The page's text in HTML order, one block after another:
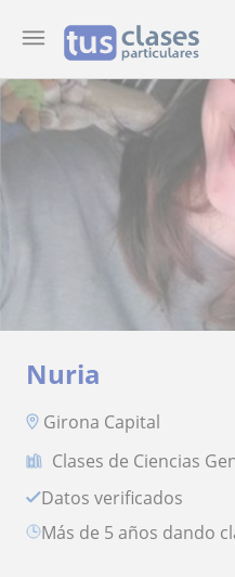
Nuria
Girona Capital
Clases de Ciencias
Datos verificados
más de 5 años dando